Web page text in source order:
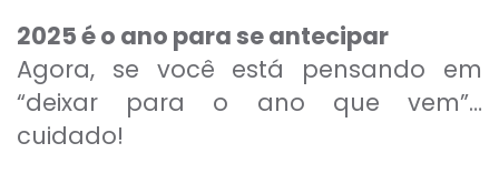
2025 é o ano para se antecipar
Agora, se você está pensando em
“deixar para o ano que vem”…
cuidado!